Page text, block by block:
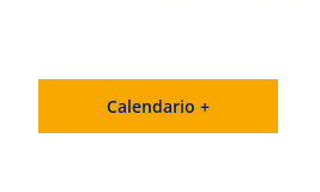
Calendario +